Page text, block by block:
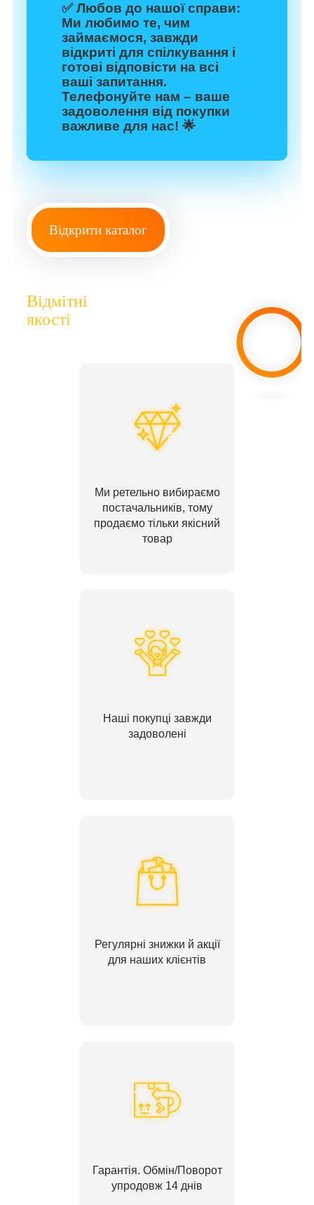
✅Любов до нашої справи:
Ми любимо те, чим
займаємося, завжди
відкриті для спілкування і
готові відповісти на всі
ваші запитання.
Телефонуйте нам – ваше
задоволення від покупки
важливе для нас! 🌟
Відкрити каталог
Відмітні
якості
Ми ретельно вибираємо
постачальників, тому
продаємо тільки якісний
товар
Наші покупці завжди
задоволені
Регулярні знижки й акції
для наших клієнтів
Гарантія. Обмін/Поворот
упродовж 14 днів